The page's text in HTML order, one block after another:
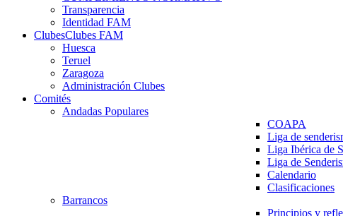
Transparencia
Identidad FAM
ClubesClubes FAM
Huesca
Teruel
Zaragoza
Administración Clubes
Comités
Andadas Populares
COAPA
Liga de
Liga Ibérica de
Liga de
Calendario
Clasificaciones
Barrancos
Principios y